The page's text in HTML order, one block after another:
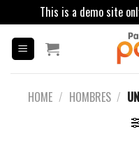
This is a demo site
HOME / HOMBRES /